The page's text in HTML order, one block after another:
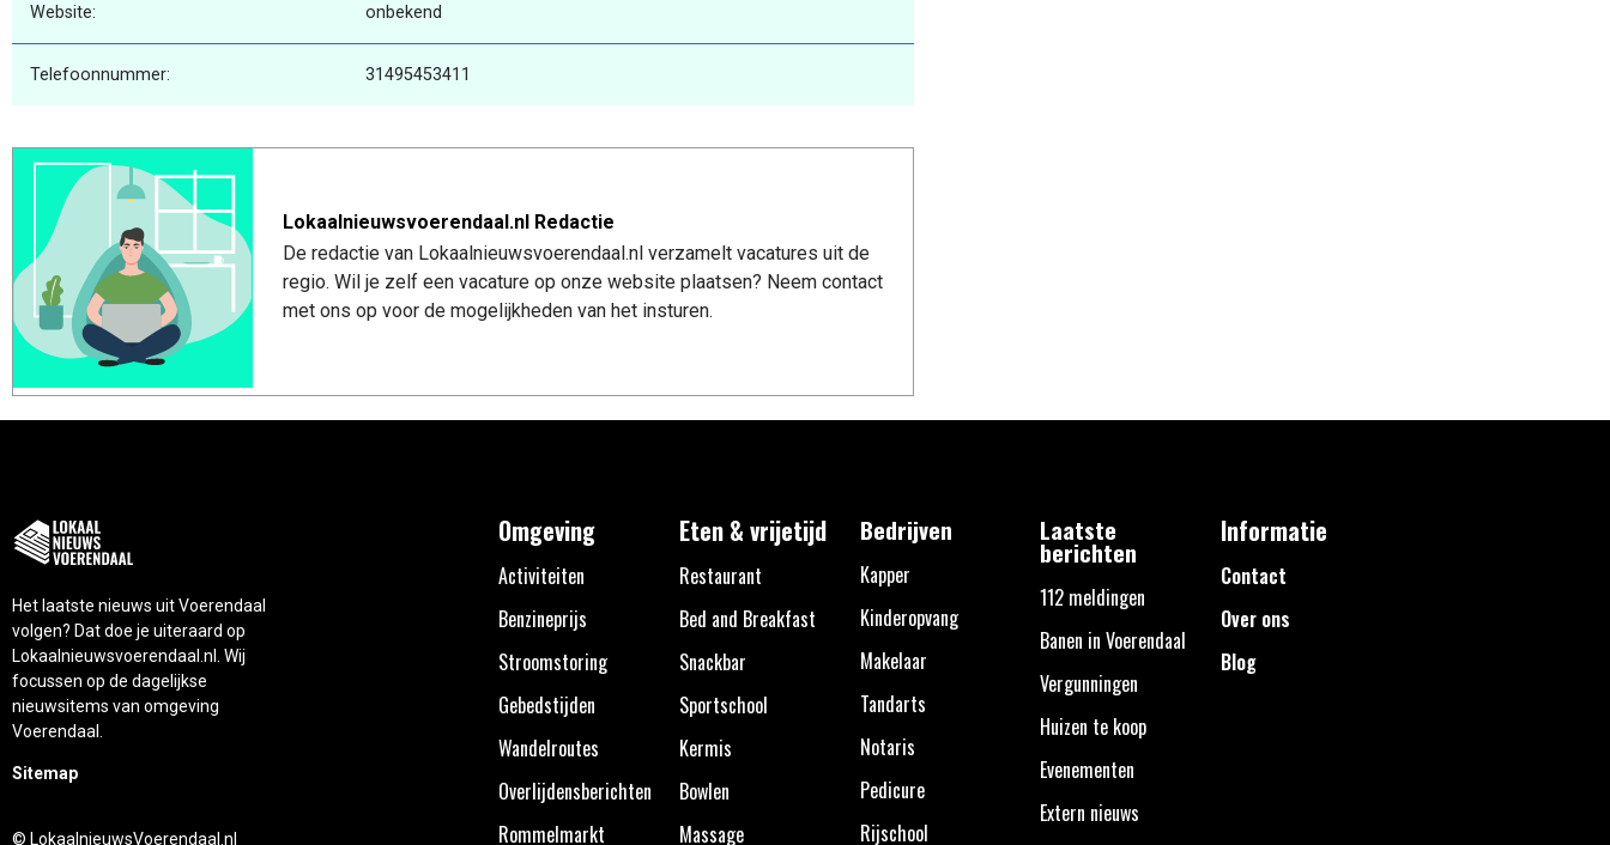
Website: onbekend
Telefoonnummer: 31495453411
Lokaalnieuwsvoerendaal.nl Redactie
De redactie van Lokaalnieuwsvoerendaal.nl verzamelt vacatures uit de
regio. Wil je zelf een vacature op onze website plaatsen? Neem contact
met ons op voor de mogelijkheden van het insturen.
Het laatste nieuws uit Voerendaal
volgen? Dat doe je uiteraard op
Lokaalnieuwsvoerendaal.nl. Wij
focussen op de dagelijkse
nieuwsitems van omgeving
Voerendaal.
Sitemap
© LokaalnieuwsVoerendaal.nl
Omgeving
Activiteiten
Benzineprijs
Stroomstoring
Gebedstijden
Wandelroutes
Overlijdensberichten
Rommelmarkt
Eten & vrijetijd
Restaurant
Bed and Breakfast
Snackbar
Sportschool
Kermis
Bowlen
Massage
Bedrijven
Kapper
Kinderopvang
Makelaar
Tandarts
Notaris
Pedicure
Rijschool
Laatste
berichten
112 meldingen
Banen in Voerendaal
Vergunningen
Huizen te koop
Evenementen
Extern nieuws
Informatie
Contact
Over ons
Blog